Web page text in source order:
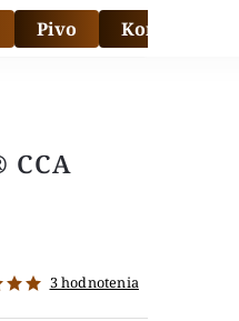
Pivo Kontakt
CCA
3 hodnotenia